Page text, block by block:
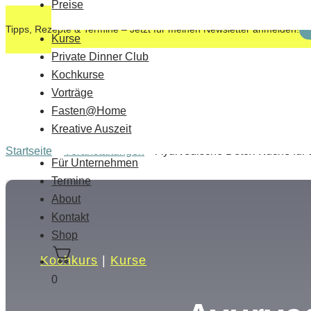
Tipps, Rezepte & Termine – Jetzt für meinen Newsletter anmelden!
Preise
Kurse
Private Dinner Club
Kochkurse
Vorträge
Fasten@Home
Kreative Auszeit
Für Unternehmen
Termine
About
Kontakt
Shop
0
Startseite
Kochkurs Kurse